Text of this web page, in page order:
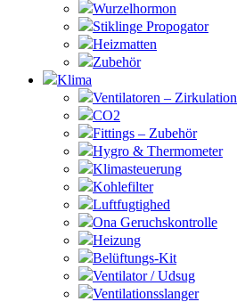
Wurzelhormon
Stiklinge Propogator
Heizmatten
Zubehör
Klima
Ventilatoren – Zirkulation
CO2
Fittings – Zubehör
Hygro & Thermometer
Klimasteuerung
Kohlefilter
Luftfugtighed
Ona Geruchskontrolle
Heizung
Belüftungs-Kit
Ventilator / Udsug
Ventilationsslanger